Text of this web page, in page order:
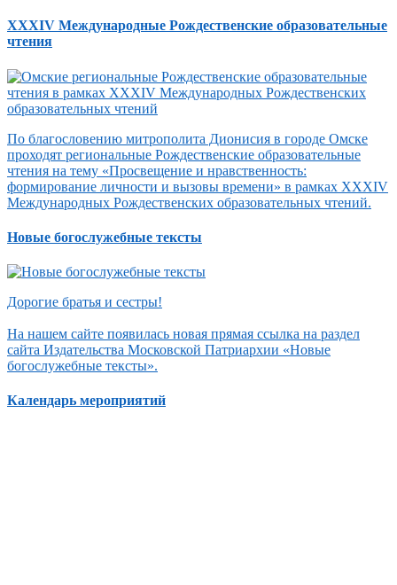
XXXIV Международные Рождественские образовательные
чтения
По благословению митрополита Дионисия в городе Омске
проходят региональные Рождественские образовательные
чтения на тему «Просвещение и нравственность:
формирование личности и вызовы времени» в рамках XXXIV
Международных Рождественских образовательных чтений.
Новые богослужебные тексты
Дорогие братья и сестры!
На нашем сайте появилась новая прямая ссылка на раздел
сайта Издательства Московской Патриархии «Новые
богослужебные тексты».
Календарь мероприятий